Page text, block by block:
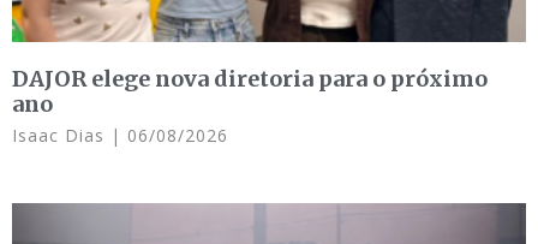
DAJOR elege nova diretoria para o próximo
ano
Isaac Dias 06/08/2026